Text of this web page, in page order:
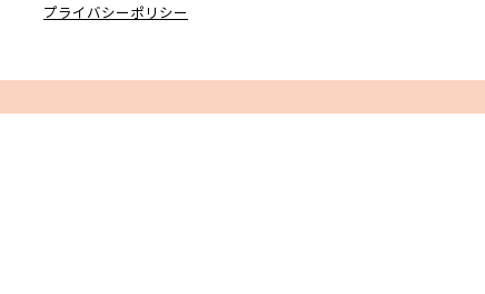
プライバシーポリシー